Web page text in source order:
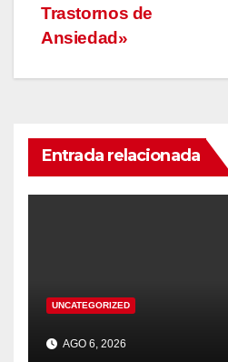
Trastornos de
Ansiedad»
Entrada relacionada
UNCATEGORIZED
AGO 6, 2026